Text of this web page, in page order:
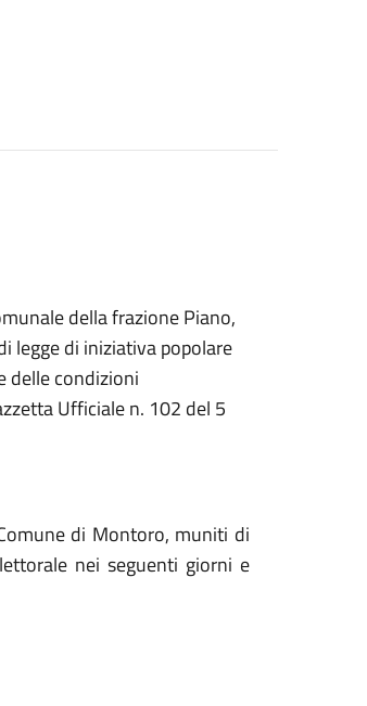
della frazione Piano,
legge di iniziativa popolare
delle condizioni
Ufficiale n. 102 del 5
di Montoro, muniti di
nei seguenti giorni e